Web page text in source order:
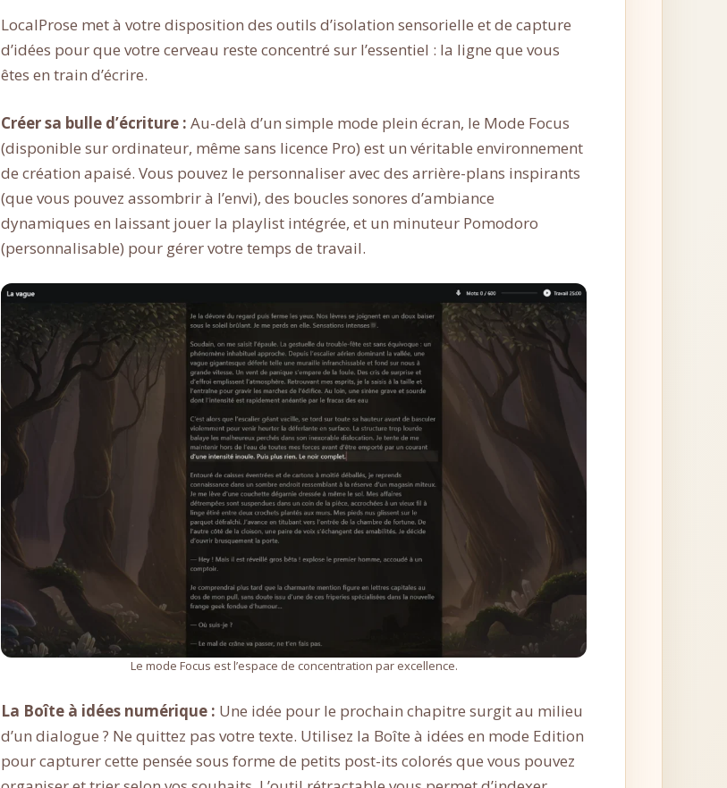
LocalProse met à votre disposition des outils d’isolation sensorielle et de capture
d’idées pour que votre cerveau reste concentré sur l’essentiel : la ligne que vous
êtes en train d’écrire.
Créer sa bulle d’écriture : Au-delà d’un simple mode plein écran, le Mode Focus
(disponible sur ordinateur, même sans licence Pro) est un véritable environnement
de création apaisé. Vous pouvez le personnaliser avec des arrière-plans inspirants
(que vous pouvez assombrir à l’envi), des boucles sonores d’ambiance
dynamiques en laissant jouer la playlist intégrée, et un minuteur Pomodoro
(personnalisable) pour gérer votre temps de travail.
Le mode Focus est l’espace de concentration par excellence.
La Boîte à idées numérique : Une idée pour le prochain chapitre surgit au milieu
d’un dialogue ? Ne quittez pas votre texte. Utilisez la Boîte à idées en mode Edition
pour capturer cette pensée sous forme de petits post-its colorés que vous pouvez